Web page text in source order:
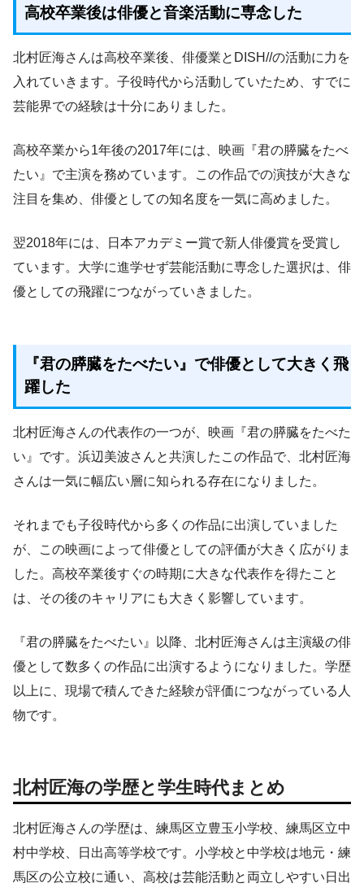
高校卒業後は俳優と音楽活動に専念した
北村匠海さんは高校卒業後、俳優業とDISH//の活動に力を
入れていきます。子役時代から活動していたため、すでに
芸能界での経験は十分にありました。
高校卒業から1年後の2017年には、映画『君の膵臓をたべ
たい』で主演を務めています。この作品での演技が大きな
注目を集め、俳優としての知名度を一気に高めました。
翌2018年には、日本アカデミー賞で新人俳優賞を受賞し
ています。大学に進学せず芸能活動に専念した選択は、俳
優としての飛躍につながっていきました。
『君の膵臓をたべたい』で俳優として大きく飛
躍した
北村匠海さんの代表作の一つが、映画『君の膵臓をたべた
い』です。浜辺美波さんと共演したこの作品で、北村匠海
さんは一気に幅広い層に知られる存在になりました。
それまでも子役時代から多くの作品に出演していました
が、この映画によって俳優としての評価が大きく広がりま
した。高校卒業後すぐの時期に大きな代表作を得たこと
は、その後のキャリアにも大きく影響しています。
『君の膵臓をたべたい』以降、北村匠海さんは主演級の俳
優として数多くの作品に出演するようになりました。学歴
以上に、現場で積んできた経験が評価につながっている人
物です。
北村匠海の学歴と学生時代まとめ
北村匠海さんの学歴は、練馬区立豊玉小学校、練馬区立中
村中学校、日出高等学校です。小学校と中学校は地元・練
馬区の公立校に通い、高校は芸能活動と両立しやすい日出